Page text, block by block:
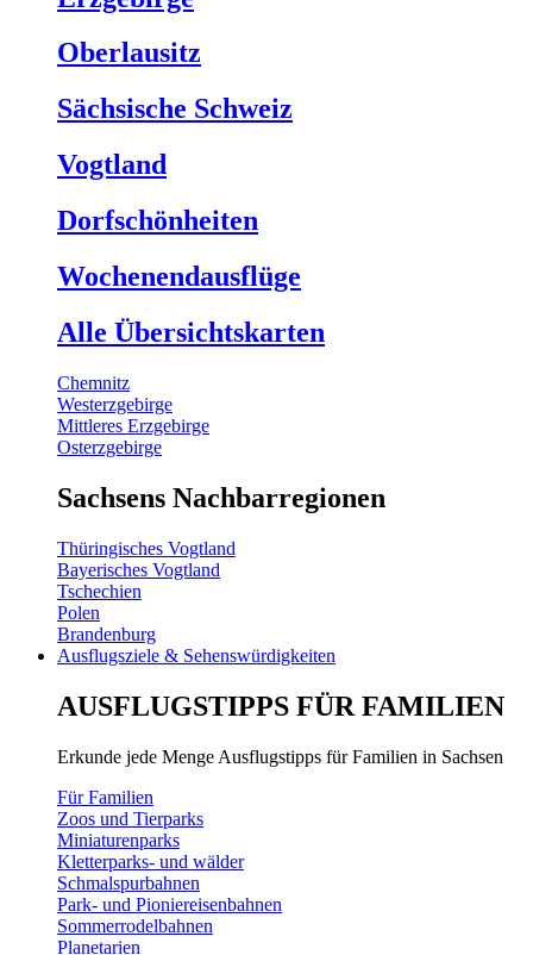
Oberlausitz
Sächsische Schweiz
Vogtland
Dorfschönheiten
Wochenendausflüge
Alle Übersichtskarten
Chemnitz
Westerzgebirge
Mittleres Erzgebirge
Osterzgebirge
Sachsens Nachbarregionen
Thüringisches Vogtland
Bayerisches Vogtland
Tschechien
Polen
Brandenburg
Ausflugsziele & Sehenswürdigkeiten
AUSFLUGSTIPPS FÜR FAMILIEN
Erkunde jede Menge Ausflugstipps für Familien in Sachsen
Für Familien
Zoos und Tierparks
Miniaturenparks
Kletterparks- und wälder
Schmalspurbahnen
Park- und Pioniereisenbahnen
Sommerrodelbahnen
Planetarien